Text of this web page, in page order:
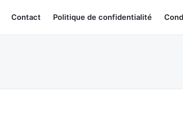
Contact Politique de confidentialité